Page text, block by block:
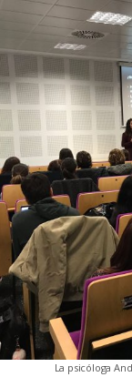
La psicóloga